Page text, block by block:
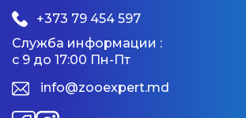
+373 79 454 597
Служба информации :
с 9 до 17:00 Пн-Пт
info@zooexpert.md